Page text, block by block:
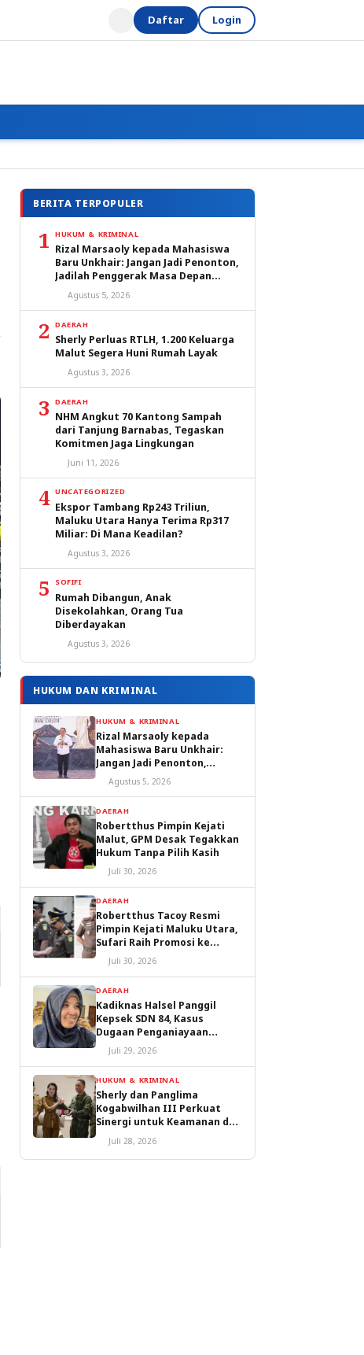
Daftar Login
BERITA TERPOPULER
1 HUKUM & KRIMINAL
Rizal Marsaoly kepada Mahasiswa
Baru Unkhair: Jangan Jadi Penonton,
Jadilah Penggerak Masa Depan
Ternate dan Maluku Utara
Agustus 5, 2026
2 DAERAH
Sherly Perluas RTLH, 1.200 Keluarga
Malut Segera Huni Rumah Layak
Agustus 3, 2026
3 DAERAH
NHM Angkut 70 Kantong Sampah
dari Tanjung Barnabas, Tegaskan
Komitmen Jaga Lingkungan
Juni 11, 2026
4 UNCATEGORIZED
Ekspor Tambang Rp243 Triliun,
Maluku Utara Hanya Terima Rp317
Miliar: Di Mana Keadilan?
Agustus 3, 2026
5 SOFIFI
Rumah Dibangun, Anak
Disekolahkan, Orang Tua
Diberdayakan
Agustus 3, 2026
HUKUM DAN KRIMINAL
HUKUM & KRIMINAL
Rizal Marsaoly kepada
Mahasiswa Baru Unkhair:
Jangan Jadi Penonton,
Jadilah Penggerak Masa
Depan Ternate dan Maluku
Agustus 5, 2026
DAERAH
Robertthus Pimpin Kejati
Malut, GPM Desak Tegakkan
Hukum Tanpa Pilih Kasih
Juli 30, 2026
DAERAH
Robertthus Tacoy Resmi
Pimpin Kejati Maluku Utara,
Sufari Raih Promosi ke
Kejaksaan Agung
Juli 30, 2026
DAERAH
Kadiknas Halsel Panggil
Kepsek SDN 84, Kasus
Dugaan Penganiayaan
Diproses
Juli 29, 2026
HUKUM & KRIMINAL
Sherly dan Panglima
Kogabwilhan III Perkuat
Sinergi untuk Keamanan dan
Pembangunan Malut
Juli 28, 2026